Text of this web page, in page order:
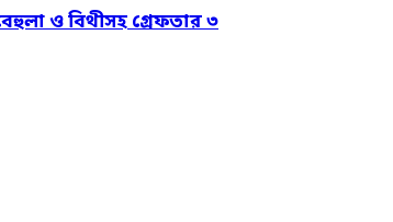
ও বিথীসহ গ্রেফতার ৩